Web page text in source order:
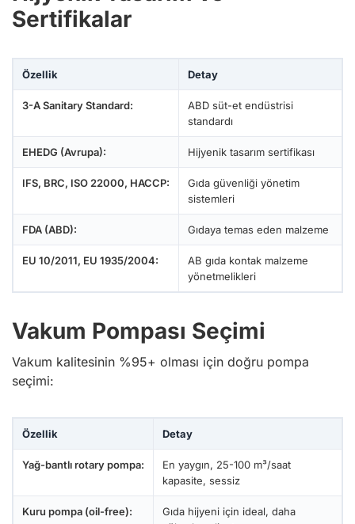
Sertifikalar
Özellik Detay
3-A Sanitary Standard:
ABD süt-et endüstrisi
standardı
EHEDG (Avrupa): Hijyenik tasarım sertifikası
IFS, BRC, ISO 22000, HACCP:
Gıda güvenliği yönetim
sistemleri
FDA (ABD): Gıdaya temas eden malzeme
EU 10/2011, EU 1935/2004:
AB gıda kontak malzeme
yönetmelikleri
Vakum Pompası Seçimi
Vakum kalitesinin %95+ olması için doğru pompa
seçimi:
Özellik Detay
Yağ-bantlı rotary pompa:
En yaygın, 25-100 m³/saat
kapasite, sessiz
Kuru pompa (oil-free):
Gıda hijyeni için ideal, daha